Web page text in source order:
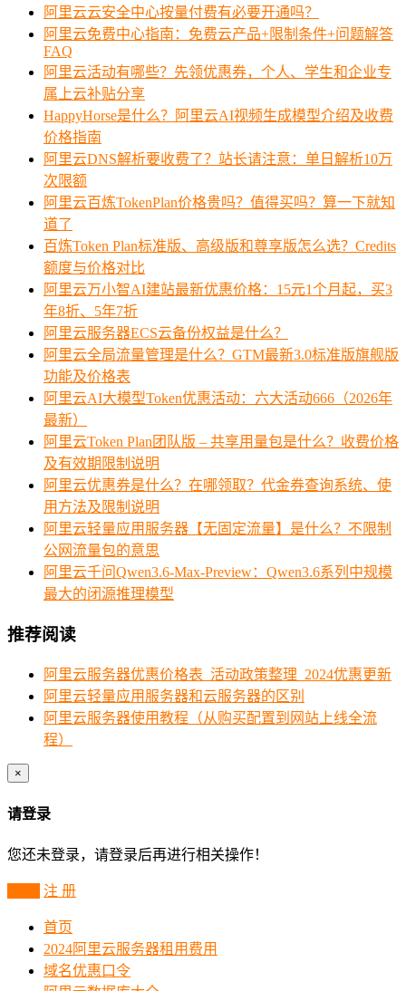
阿里云云安全中心按量付费有必要开通吗？
阿里云免费中心指南：免费云产品+限制条件+问题解答
FAQ
阿里云活动有哪些？先领优惠券，个人、学生和企业专
属上云补贴分享
HappyHorse是什么？阿里云AI视频生成模型介绍及收费
价格指南
阿里云DNS解析要收费了？站长请注意：单日解析10万
次限额
阿里云百炼TokenPlan价格贵吗？值得买吗？算一下就知
道了
百炼Token Plan标准版、高级版和尊享版怎么选？Credits
额度与价格对比
阿里云万小智AI建站最新优惠价格：15元1个月起，买3
年8折、5年7折
阿里云服务器ECS云备份权益是什么？
阿里云全局流量管理是什么？GTM最新3.0标准版旗舰版
功能及价格表
阿里云AI大模型Token优惠活动：六大活动666（2026年
最新）
阿里云Token Plan团队版 – 共享用量包是什么？收费价格
及有效期限制说明
阿里云优惠券是什么？在哪领取？代金券查询系统、使
用方法及限制说明
阿里云轻量应用服务器【无固定流量】是什么？不限制
公网流量包的意思
阿里云千问Qwen3.6-Max-Preview：Qwen3.6系列中规模
最大的闭源推理模型
推荐阅读
阿里云服务器优惠价格表_活动政策整理_2024优惠更新
阿里云轻量应用服务器和云服务器的区别
阿里云服务器使用教程（从购买配置到网站上线全流
程）
×
请登录
您还未登录，请登录后再进行相关操作！
注 册
首页
2024阿里云服务器租用费用
域名优惠口令